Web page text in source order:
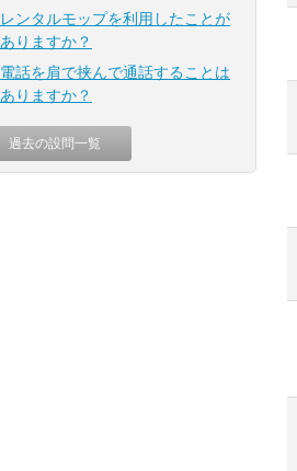
レンタルモップを利用したことが
ありますか？
電話を肩で挟んで通話することは
ありますか？
過去の設問一覧